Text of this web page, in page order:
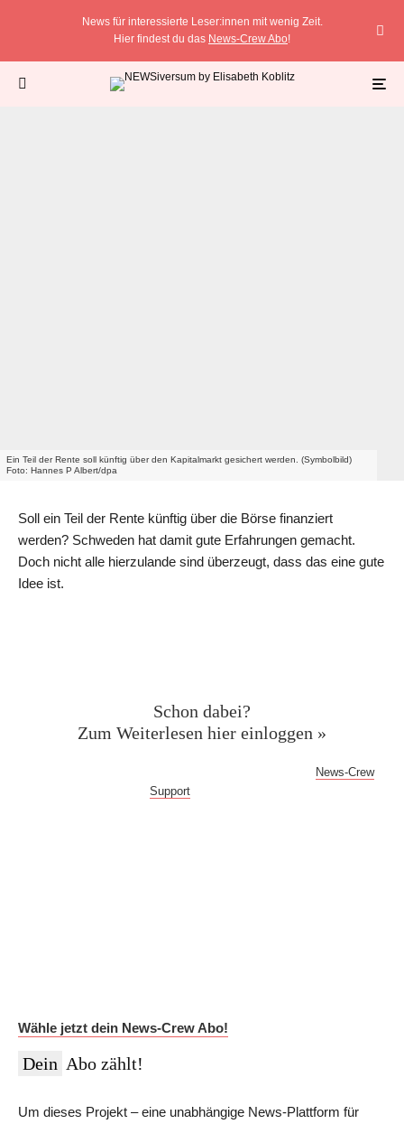
News für interessierte Leser:innen mit wenig Zeit.
Hier findest du das News-Crew Abo!
Ein Teil der Rente soll künftig über den Kapitalmarkt gesichert werden. (Symbolbild)
Foto: Hannes P Albert/dpa
Soll ein Teil der Rente künftig über die Börse finanziert
werden? Schweden hat damit gute Erfahrungen gemacht.
Doch nicht alle hierzulande sind überzeugt, dass das eine gute
Idee ist.
Schon dabei?
Zum Weiterlesen hier einloggen »
News-Crew
Support
Wähle jetzt dein News-Crew Abo!
Dein Abo zählt!
Um dieses Projekt – eine unabhängige News-Plattform für